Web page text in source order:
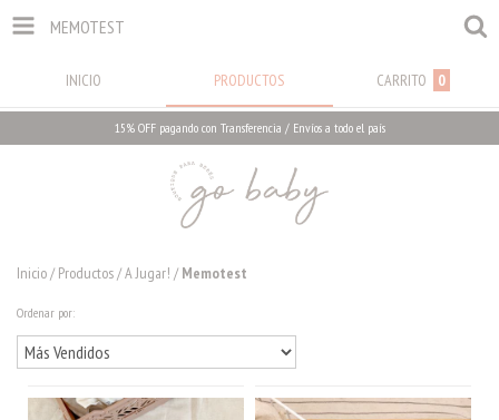
MEMOTEST
INICIO PRODUCTOS CARRITO 0
15% OFF pagando con Transferencia / Envíos a todo el país
Inicio/ Productos/A Jugar! / Memotest
Ordenar por: